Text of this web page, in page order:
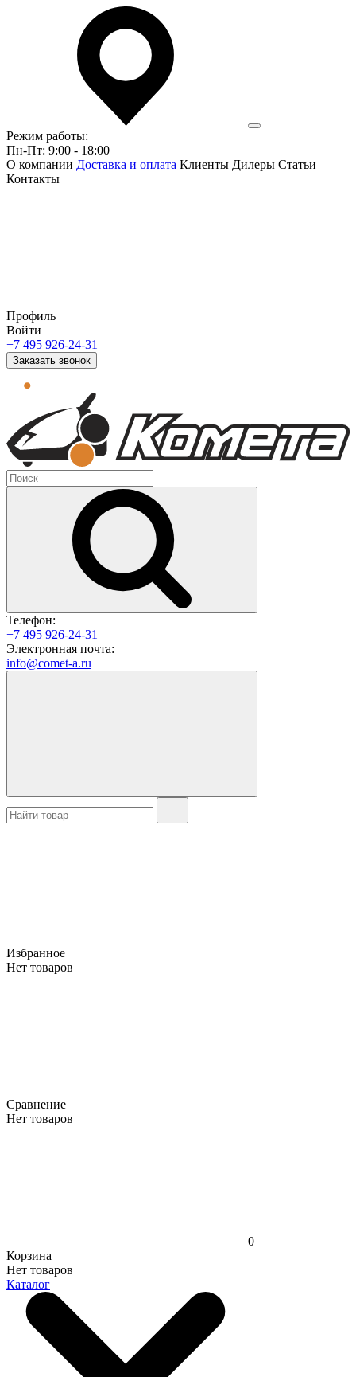
Режим работы:
Пн-Пт: 9:00 - 18:00
О компании Доставка и оплата Клиенты Дилеры Статьи
Контакты
Профиль
Войти
+7 495 926-24-31
Заказать звонок
Телефон:
+7 495 926-24-31
Электронная почта:
info@comet-a.ru
Избранное
Нет товаров
Сравнение
Нет товаров
0
Корзина
Нет товаров
Каталог